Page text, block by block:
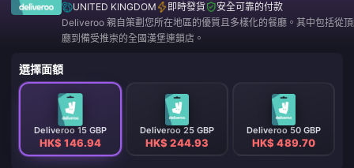
UNITED KINGDOM
即時發貨
安全可靠的付款
Deliveroo 親自策劃您所在地區的優質且多樣化的餐廳。其中包括從
廳到備受推崇的全國漢堡連鎖店。
選擇面額
Deliveroo 15 GBP
HK$ 146.94
Deliveroo 25 GBP
HK$ 244.93
Deliveroo 50 GBP
HK$ 489.70